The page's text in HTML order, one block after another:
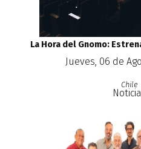
La Hora del Gnomo:
Jueves, 06 de
Chile